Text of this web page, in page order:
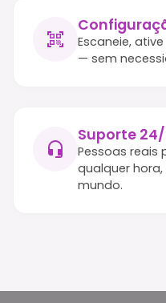
Escaneie,
— sem
Suporte
Pessoas reais
qualquer
mundo.